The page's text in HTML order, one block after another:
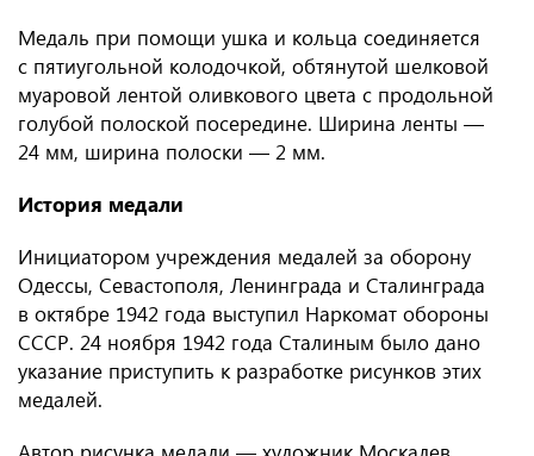
Медаль при помощи ушка и кольца соединяется
с пятиугольной колодочкой, обтянутой шелковой
муаровой лентой оливкового цвета с продольной
голубой полоской посередине. Ширина ленты —
24 мм, ширина полоски — 2 мм.
История медали
Инициатором учреждения медалей за оборону
Одессы, Севастополя, Ленинграда и Сталинграда
в октябре 1942 года выступил Наркомат обороны
СССР. 24 ноября 1942 года Сталиным было дано
указание приступить к разработке рисунков этих
медалей.